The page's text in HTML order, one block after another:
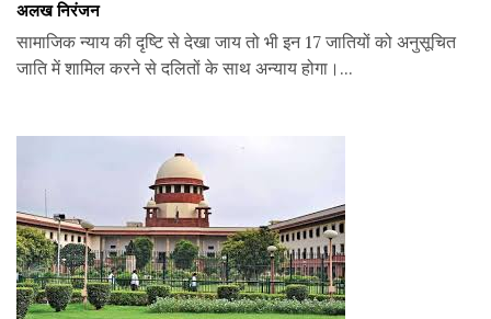
अलख निरंजन
सामाजिक न्याय की दृष्टि से देखा जाय तो भी इन 17 जातियों को अनुसूचित
जाति में शामिल करने से दलितों के साथ अन्याय होगा।...